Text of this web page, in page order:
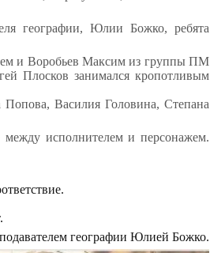
географии, Юлии Божко, ребята
и Воробьев Максим из группы ПМ
Плосков занимался кропотливым
Василия Головина, Степана
между исполнителем и персонажем.
географии Юлией Божко.